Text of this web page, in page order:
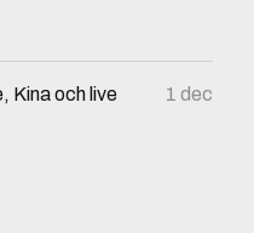
Kina och live
1 dec